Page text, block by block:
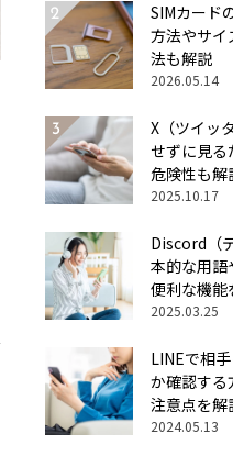
SIMカード
方法やサイ
法も解説
2026.05.14
X（ツイッ
せずに見る
危険性も解
2025.10.17
Discord（
本的な用語
便利な機能
2025.03.25
LINEで相
か確認する
注意点を解
2024.05.13